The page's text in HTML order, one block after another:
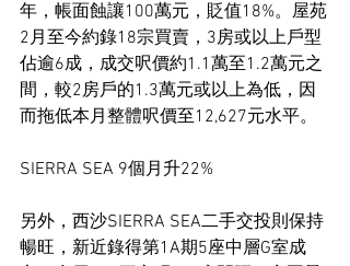
年，帳面蝕讓100萬元，貶值18%。屋苑
2月至今約錄18宗買賣，3房或以上戶型
佔逾6成，成交呎價約1.1萬至1.2萬元之
間，較2房戶的1.3萬元或以上為低，因
而拖低本月整體呎價至12,627元水平。
SIERRA SEA 9個月升22%
另外，西沙SIERRA SEA二手交投則保持
暢旺，新近錄得第1A期5座中層G室成